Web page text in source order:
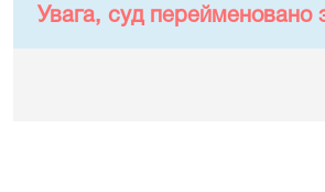
Увага, суд перейменовано